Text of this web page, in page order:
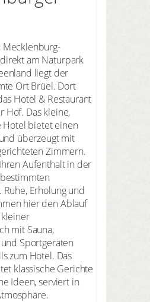
Mecklenburg-
am Naturpark
liegt der
Ort Brüel. Dort
Hotel & Restaurant
Hof. Das kleine,
Hotel bietet einen
überzeugt mit
Zimmern.
Aufenthalt in der
Erholung und
hier den Ablauf
kleiner
mit Sauna,
Sportgeräten
zum Hotel. Das
klassische Gerichte
Ideen, serviert in